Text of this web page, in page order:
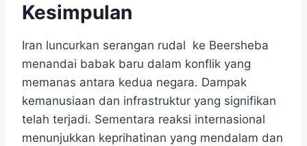
Kesimpulan
Iran luncurkan serangan rudal ke Beersheba
menandai babak baru dalam konflik yang
memanas antara kedua negara. Dampak
kemanusiaan dan infrastruktur yang signifikan
telah terjadi. Sementara reaksi internasional
menunjukkan keprihatinan yang mendalam dan